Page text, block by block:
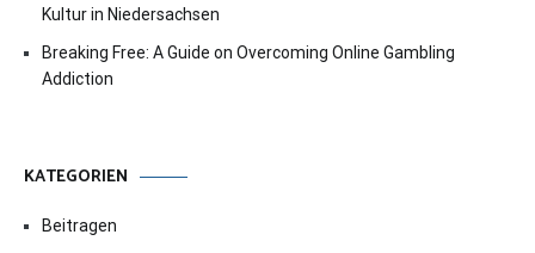
Kultur in Niedersachsen
Breaking Free: A Guide on Overcoming Online Gambling
Addiction
KATEGORIEN
Beitragen